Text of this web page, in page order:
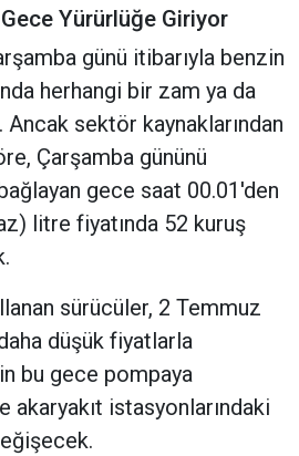
Yürürlüğe Giriyor
günü itibarıyla benzin
herhangi bir zam ya da
sektör kaynaklarından
Çarşamba gününü
gece saat 00.01'den
litre fiyatında 52 kuruş
sürücüler, 2 Temmuz
düşük fiyatlarla
bu gece pompaya
akaryakıt istasyonlarındaki